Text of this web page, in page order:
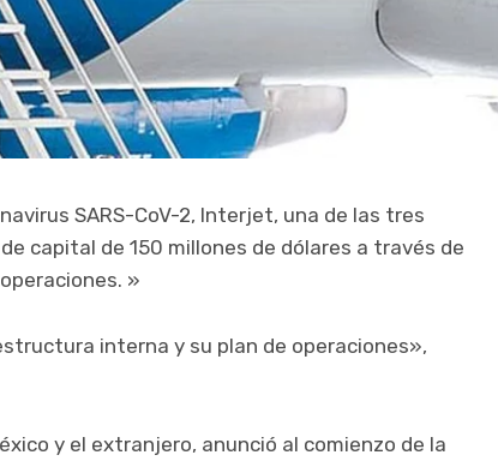
SARS-CoV-2, Interjet, una de las tres
capital de 150 millones de dólares a través de
»
interna y su plan de operaciones»,
y el extranjero, anunció al comienzo de la